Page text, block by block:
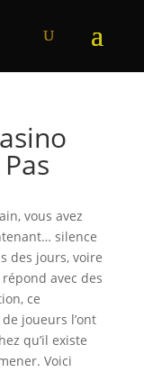
vous avez
silence
des jours, voire
avec des
ce
joueurs l’ont
qu’il existe
Voici